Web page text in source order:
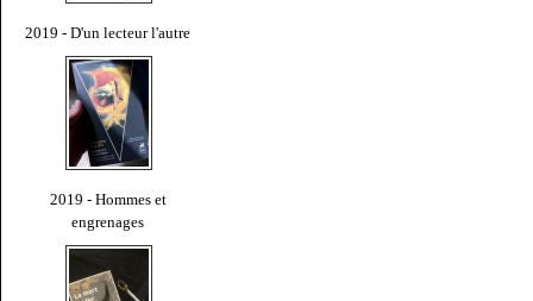
2019 - D'un lecteur l'autre
2019 - Hommes et
engrenages